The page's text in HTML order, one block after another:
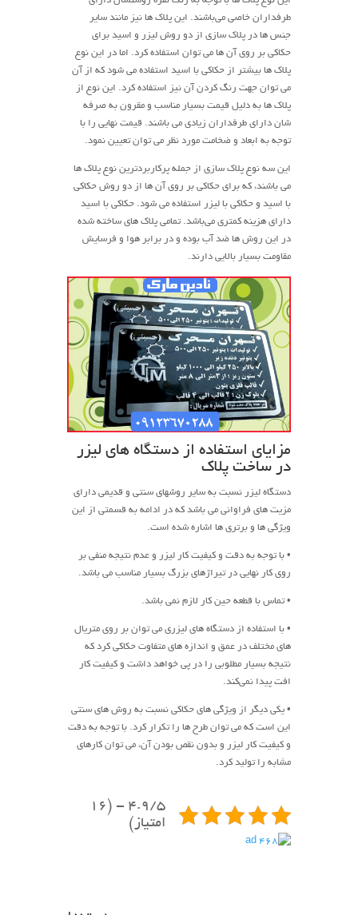
طرفداران خاصی می‌باشند. این پلاک ها نیز مانند سایر
جنس ها در پلاک سازی از دو روش لیزر و اسید برای
حکاکی بر روی آن ها می توان استفاده کرد. اما در این نوع
پلاک ها بیشتر از حکاکی با اسید استفاده می شود که از آن
می توان جهت رنگ کردن آن نیز استفاده کرد. این نوع از
پلاک ها به دلیل قیمت بسیار مناسب و مقرون به صرفه
شان دارای طرفداران زیادی می باشند. قیمت نهایی را با
توجه به ابعاد و ضخامت مورد نظر می توان تعیین نمود.
این سه نوع پلاک سازی از جمله پرکاربردترین نوع پلاک ها
می باشند، که برای حکاکی بر روی آن ها از دو روش حکاکی
با اسید و حکاکی با لیزر استفاده می شود. حکاکی با اسید
دارای هزینه کمتری می‌باشد. تمامی پلاک های ساخته شده
در این روش ها ضد آب بوده و در برابر هوا و فرسایش
مقاومت بسیار بالایی دارند.
مزایای استفاده از دستگاه های لیزر
در ساخت پلاک
دستگاه لیزر نسبت به سایر روشهای سنتی و قدیمی دارای
مزیت های فراوانی می باشد که در ادامه به قسمتی از این
ویژگی ها و برتری ها اشاره شده است.
• با توجه به دقت و کیفیت کار لیزر و عدم نتیجه منفی بر
روی کار نهایی در تیراژهای بزرگ بسیار مناسب می باشد.
• تماس با قطعه حین کار لازم نمی باشد.
• با استفاده از دستگاه های لیزری می توان بر روی متریال
های مختلف در عمق و اندازه های متفاوت حکاکی کرد که
نتیجه بسیار مطلوبی را در پی خواهد داشت و کیفیت کار
افت پیدا نمی‌کند.
• یکی دیگر از ویژگی های حکاکی نسبت به روش های سنتی
این است که می توان طرح ها را تکرار کرد. با توجه به دقت
و کیفیت کار لیزر و بدون نقص بودن آن، می توان کارهای
مشابه را تولید کرد.
4.9/5 - (16
امتیاز)